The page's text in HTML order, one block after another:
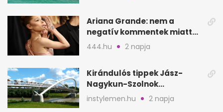
Ariana Grande: nem a
negatív kommentek miatt
vonul vissza
444.hu 2 napja
Kirándulós tippek Jász-
Nagykun-Szolnok
megyében: 6 kihagyhatatlan
hely
instylemen.hu 2 napja